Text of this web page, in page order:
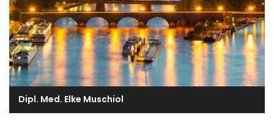
Dipl. Med. Elke Muschiol